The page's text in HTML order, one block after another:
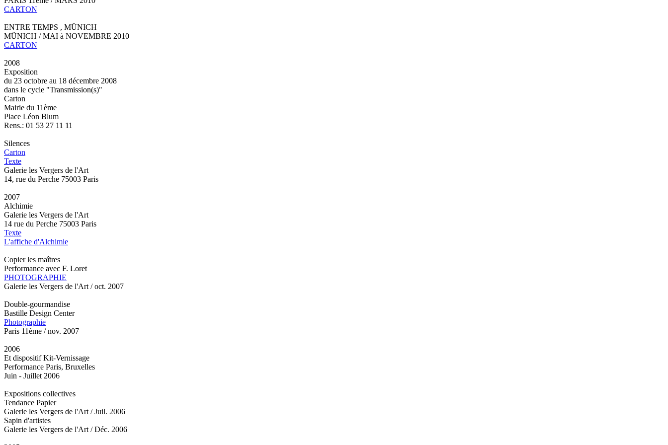
CARTON
ENTRE TEMPS , MÜNICH
MÜNICH / MAI à NOVEMBRE 2010
CARTON
2008
Exposition
du 23 octobre au 18 décembre 2008
dans le cycle "Transmission(s)"
Carton
Mairie du 11ème
Place Léon Blum
Rens.: 01 53 27 11 11
Silences
Carton
Texte
Galerie les Vergers de l'Art
14, rue du Perche 75003 Paris
2007
Alchimie
Galerie les Vergers de l'Art
14 rue du Perche 75003 Paris
Texte
L'affiche d'Alchimie
Copier les maîtres
Performance avec F. Loret
PHOTOGRAPHIE
Galerie les Vergers de l'Art / oct. 2007
Double-gourmandise
Bastille Design Center
Photographie
Paris 11ème / nov. 2007
2006
Et dispositif Kit-Vernissage
Performance Paris, Bruxelles
Juin - Juillet 2006
Expositions collectives
Tendance Papier
Galerie les Vergers de l'Art / Juil. 2006
Sapin d'artistes
Galerie les Vergers de l'Art / Déc. 2006